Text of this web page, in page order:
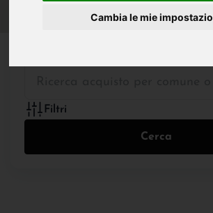
Cambia le mie
Filtri
Cerca